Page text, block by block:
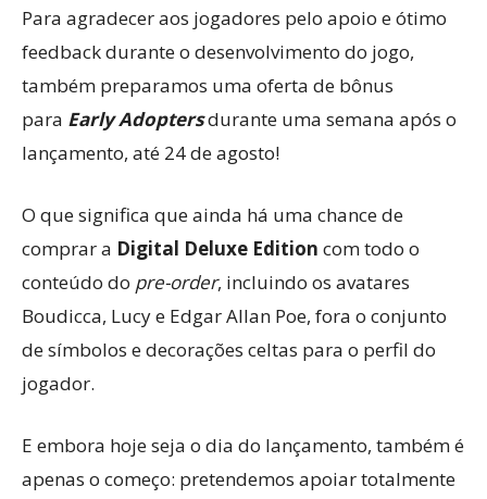
Para agradecer aos jogadores pelo apoio e ótimo
feedback durante o desenvolvimento do jogo,
também preparamos uma oferta de bônus
para Early Adoptersdurante uma semana após o
lançamento, até 24 de agosto!
O que significa que ainda há uma chance de
comprar a Digital Deluxe Edition com todo o
conteúdo do pre-order, incluindo os avatares
Boudicca, Lucy e Edgar Allan Poe, fora o conjunto
de símbolos e decorações celtas para o perfil do
jogador.
E embora hoje seja o dia do lançamento, também é
apenas o começo: pretendemos apoiar totalmente